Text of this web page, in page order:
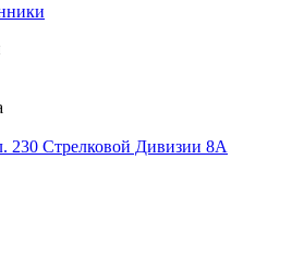
230 Стрелковой Дивизии 8А